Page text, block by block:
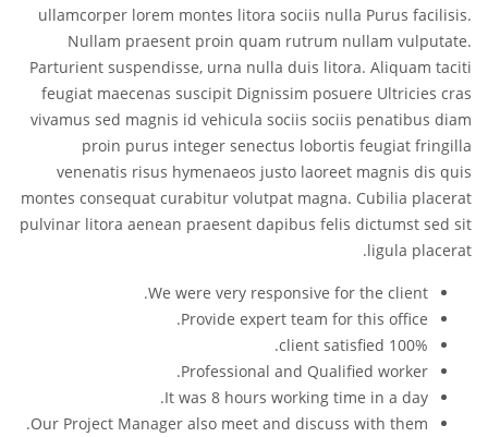
ullamcorper lorem montes litora sociis nulla Purus facilisis.
Nullam praesent proin quam rutrum nullam vulputate.
Parturient suspendisse, urna nulla duis litora. Aliquam taciti
feugiat maecenas suscipit Dignissim posuere Ultricies cras
vivamus sed magnis id vehicula sociis sociis penatibus diam
proin purus integer senectus lobortis feugiat fringilla
venenatis risus hymenaeos justo laoreet magnis dis quis
montes consequat curabitur volutpat magna. Cubilia placerat
pulvinar litora aenean praesent dapibus felis dictumst sed sit
ligula placerat.
We were very responsive for the client.
Provide expert team for this office.
100% client satisfied.
Professional and Qualified worker.
It was 8 hours working time in a day.
Our Project Manager also meet and discuss with them.